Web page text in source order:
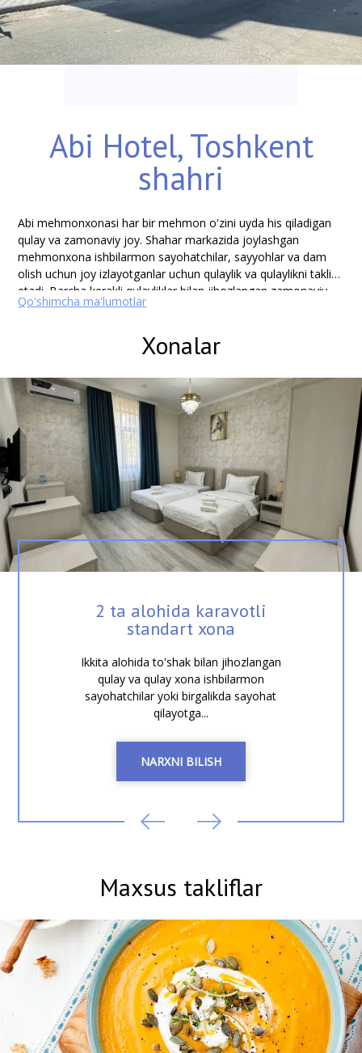
Abi Hotel, Toshkent
shahri
Abi mehmonxonasi har bir mehmon o'zini uyda his qiladigan
qulay va zamonaviy joy. Shahar markazida joylashgan
mehmonxona ishbilarmon sayohatchilar, sayyohlar va dam
olish uchun joy izlayotganlar uchun qulaylik va qulaylikni taklif
etadi. Barcha kerakli qulayliklar bilan jihozlangan zamonaviy
xonalar qulaylik va osoyishtalik muhitini yaratadi.
Qo'shimcha ma'lumotlar
Xonalar
2 ta alohida karavotli
standart xona
Ikkita alohida to'shak bilan jihozlangan
qulay va qulay xona ishbilarmon
sayohatchilar yoki birgalikda sayohat
qilayotga...
NARXNI BILISH
Maxsus takliflar